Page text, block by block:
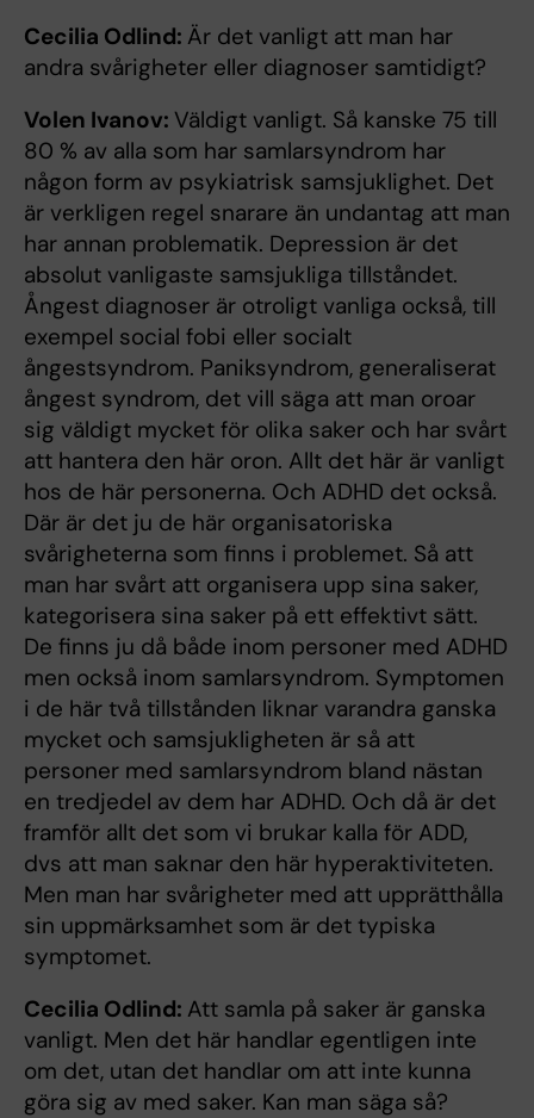
Cecilia Odlind: Är det vanligt att man har
andra svårigheter eller diagnoser samtidigt?
Volen Ivanov: Väldigt vanligt. Så kanske 75 till
80 % av alla som har samlarsyndrom har
någon form av psykiatrisk samsjuklighet. Det
är verkligen regel snarare än undantag att man
har annan problematik. Depression är det
absolut vanligaste samsjukliga tillståndet.
Ångest diagnoser är otroligt vanliga också, till
exempel social fobi eller socialt
ångestsyndrom. Paniksyndrom, generaliserat
ångest syndrom, det vill säga att man oroar
sig väldigt mycket för olika saker och har svårt
att hantera den här oron. Allt det här är vanligt
hos de här personerna. Och ADHD det också.
Där är det ju de här organisatoriska
svårigheterna som finns i problemet. Så att
man har svårt att organisera upp sina saker,
kategorisera sina saker på ett effektivt sätt.
De finns ju då både inom personer med ADHD
men också inom samlarsyndrom. Symptomen
i de här två tillstånden liknar varandra ganska
mycket och samsjukligheten är så att
personer med samlarsyndrom bland nästan
en tredjedel av dem har ADHD. Och då är det
framför allt det som vi brukar kalla för ADD,
dvs att man saknar den här hyperaktiviteten.
Men man har svårigheter med att upprätthålla
sin uppmärksamhet som är det typiska
symptomet.
Cecilia Odlind: Att samla på saker är ganska
vanligt. Men det här handlar egentligen inte
om det, utan det handlar om att inte kunna
göra sig av med saker. Kan man säga så?